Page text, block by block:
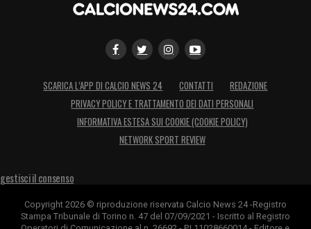
SCARICA L’APP DI CALCIO NEWS 24 CONTATTI
REDAZIONE
PRIVACY POLICY E TRATTAMENTO DEI DATI PERSONALI
INFORMATIVA ESTESA SUI COOKIE (COOKIE POLICY)
NETWORK SPORT REVIEW
gestisci il consenso
Copyright 2026 © riproduzione riservata Calcio News 24 -Registro
Stampa Tribunale di Torino n. 47 del 07/09/2021 - Iscritto al Registro